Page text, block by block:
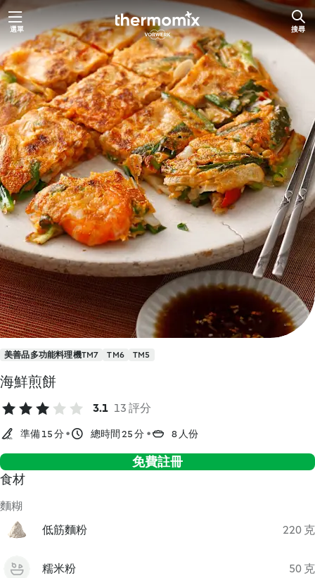
跳
至
主
要
內
容
選單 搜尋
美善品多功能料理機TM7 TM6 TM5
海鮮煎餅
3.1 13 評分
準備 15 分 總時間 25 分 8 人份
免費註冊
食材
麵糊
低筋麵粉
220 克
糯米粉 50 克